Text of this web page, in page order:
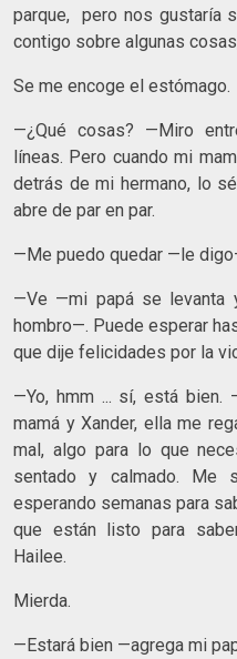
parque, pero nos gustaría
contigo sobre algunas
Se me encoge el estómago.
—¿Qué cosas? —Miro
líneas. Pero cuando mi
detrás de mi hermano, lo
abre de par en par.
—Me puedo quedar —le
—Ve —mi papá se levanta
hombro—. Puede esperar
que dije felicidades por la
—Yo, hmm ... sí, está
mamá y Xander, ella me
mal, algo para lo que
sentado y calmado. Me
esperando semanas para
que están listo para
Hailee.
Mierda.
—Estará bien —agrega mi